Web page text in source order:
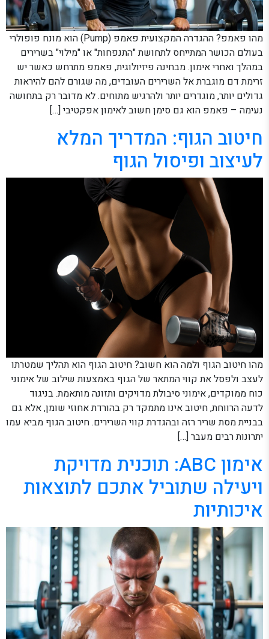
מהו פאמפ? ההגדרה המקצועית פאמפ (Pump) הוא מונח פופולרי
בעולם הכושר המתייחס לתחושת "התנפחות" או "מילוי" בשרירים
במהלך ואחרי אימון. מבחינה פיזיולוגית, פאמפ מתרחש כאשר יש
זרימת דם מוגברת אל השרירים העובדים, מה שגורם להם להיראות
גדולים יותר, מוגדרים יותר ולהרגיש מתוחים. לא מדובר רק בתחושה
נעימה – פאמפ הוא גם סימן חשוב לאימון אפקטיבי […]
חיטוב הגוף: המדריך המלא
לעיצוב ופיסול הגוף
מהו חיטוב הגוף ולמה הוא חשוב? חיטוב הגוף הוא תהליך שמטרתו
לעצב ולפסל את קווי המתאר של הגוף באמצעות שילוב של אימוני
כוח ממוקדים, אימוני סיבולת מדויקים ותזונה מותאמת. בניגוד
לדעה הרווחת, חיטוב אינו מתמקד רק בהורדת אחוזי שומן, אלא גם
בבניית מסת שריר רזה ובהגדרת קווי השרירים. חיטוב הגוף מביא עמו
יתרונות רבים מעבר […]
אימון ABC: תוכנית מדויקת
ויעילה שתוביל אתכם לתוצאות
איכותיות